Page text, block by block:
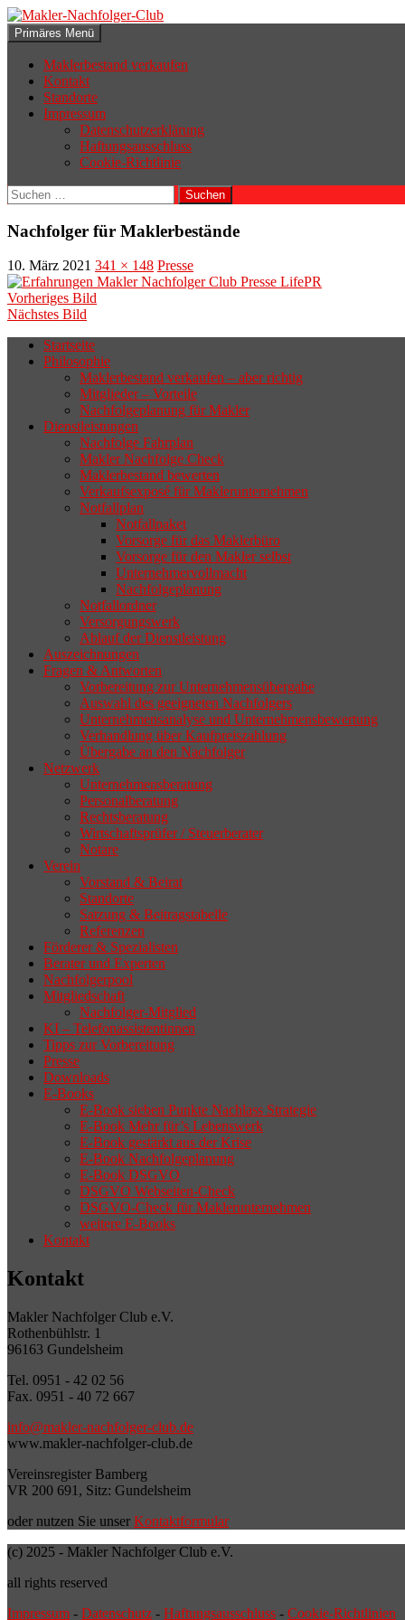
Zum
Inhalt
springen
Makler-Nachfolger-Club
Suchen
Primäres Menü
Maklerbestand verkaufen
Kontakt
Standorte
Impressum
Datenschutzerklärung
Haftungsausschluss
Cookie-Richtlinie
Suchen
nach:
Nachfolger für Maklerbestände
10. März 2021 341 × 148 Presse
Vorheriges Bild
Nächstes Bild
Wenn sich der Makler oder Inhaber
zurückziehen möchte, aber keinen
geeigneten Nachfolger findet, droht nicht
selten die Geschäftsaufgabe.
Startseite
Philosophie
Maklerbestand verkaufen – aber richtig
Mitglieder – Vorteile
Nachfolgeplanung für Makler
Dienstleistungen
Nachfolge Fahrplan
Makler Nachfolge Check
Maklerbestand bewerten
Verkaufsexposé für Maklerunternehmen
Notfallplan
Notfallpaket
Vorsorge für das Maklerbüro
Vorsorge für den Makler selbst
Unternehmervollmacht
Nachfolgeplanung
Notfallordner
Versorgungswerk
Ablauf der Dienstleistung
Auszeichnungen
Fragen & Antworten
Vorbereitung zur Unternehmensübergabe
Auswahl des geeigneten Nachfolgers
Unternehmensanalyse und Unternehmensbewertung
Verhandlung über Kaufpreiszahlung
Übergabe an den Nachfolger
Netzwerk
Unternehmensberatung
Personalberatung
Rechtsberatung
Wirtschaftsprüfer / Steuerberater
Notare
Verein
Vorstand & Beirat
Standorte
Satzung & Beitragstabelle
Referenzen
Förderer & Spezialisten
Berater und Experten
Nachfolgerpool
Mitgliedschaft
Nachfolger-Mitglied
KI – Telefonassistentinnen
Tipps zur Vorbereitung
Presse
Downloads
E-Books
E-Book sieben Punkte Nachlass Strategie
E-Book Mehr für’s Lebenswerk
E-Book gestärkt aus der Krise
E-Book Nachfolgeplanung
E-Book DSGVO
DSGVO Webseiten-Check
DSGVO-Check für Maklerunternehmen
weitere E-Books
Kontakt
Kontakt
Makler Nachfolger Club e.V.
Rothenbühlstr. 1
96163 Gundelsheim
Tel. 0951 - 42 02 56
Fax. 0951 - 40 72 667
info@makler-nachfolger-club.de
www.makler-nachfolger-club.de
Vereinsregister Bamberg
VR 200 691, Sitz: Gundelsheim
oder nutzen Sie unser Kontaktformular
(c) 2025 - Makler Nachfolger Club e.V.
all rights reserved
Impressum - Datenschutz - Haftungsausschluss - Cookie-Richtlinien